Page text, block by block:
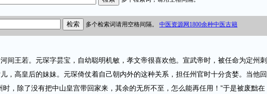
王若。元琛字昙宝，自幼聪明机敏，孝文帝很喜欢他。宣武帝时，被任命为定州刺
，高皇后的妹妹。元琛倚仗着自己朝内外的这种关系，担任州官时十分贪婪。当他回
，除了没有把中山皇宫带回家来，其余的无所不至，怎么能再任用！”于是被废黜在